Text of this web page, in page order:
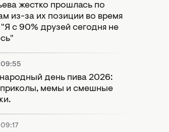
жестко прошлась по
из-за их позиции во время
с 90% друзей сегодня не
09:55
день пива 2026:
приколы, мемы и смешные